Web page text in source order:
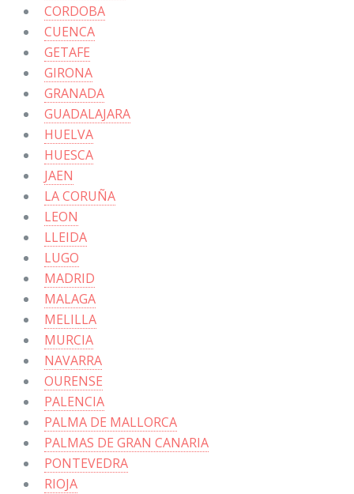
CORDOBA
CUENCA
GETAFE
GIRONA
GRANADA
GUADALAJARA
HUELVA
HUESCA
JAEN
LA CORUÑA
LEON
LLEIDA
LUGO
MADRID
MALAGA
MELILLA
MURCIA
NAVARRA
OURENSE
PALENCIA
PALMA DE MALLORCA
PALMAS DE GRAN CANARIA
PONTEVEDRA
RIOJA